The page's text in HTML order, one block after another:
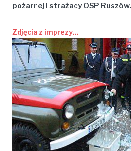
pożarnej i strażacy OSP Ruszów.
Zdjęcia z imprezy…